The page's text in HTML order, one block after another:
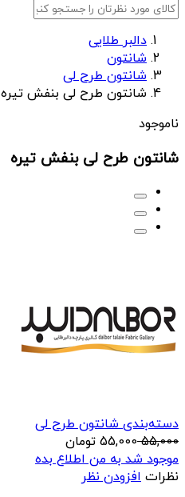
دالبر طلایی
شانتون
شانتون طرح لی
شانتون طرح لی بنفش تیره
ناموجود
شانتون طرح لی بنفش تیره
دسته‌بندی شانتون طرح لی
55,000
55,000 تومان
موجود شد به من اطلاع بده
نظرات افزودن نظر